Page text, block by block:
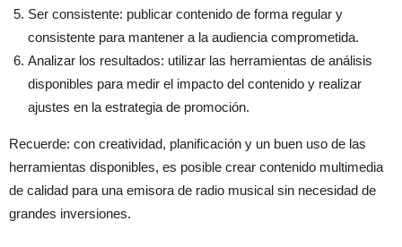
Ser consistente: publicar contenido de forma regular y
consistente para mantener a la audiencia comprometida.
Analizar los resultados: utilizar las herramientas de análisis
disponibles para medir el impacto del contenido y realizar
ajustes en la estrategia de promoción.
Recuerde: con creatividad, planificación y un buen uso de las
herramientas disponibles, es posible crear contenido multimedia
de calidad para una emisora de radio musical sin necesidad de
grandes inversiones.